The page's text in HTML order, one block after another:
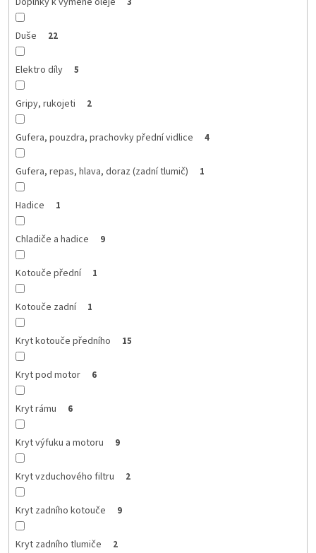
Duše 22
Elektro díly 5
Gripy, rukojeti 2
Gufera, pouzdra, prachovky přední vidlice 4
Gufera, repas, hlava, doraz (zadní tlumič) 1
Hadice 1
Chladiče a hadice 9
Kotouče přední 1
Kotouče zadní 1
Kryt kotouče předního 15
Kryt pod motor 6
Kryt rámu 6
Kryt výfuku a motoru 9
Kryt vzduchového filtru 2
Kryt zadního kotouče 9
Kryt zadního tlumiče 2